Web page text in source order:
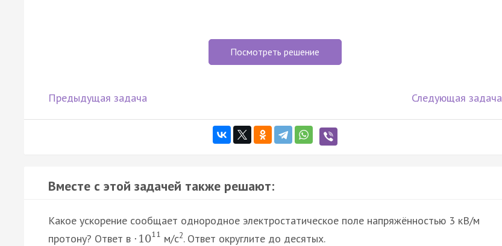
Посмотреть решение
Предыдущая задача Следующая задача
Вместе с этой задачей также решают:
Какое ускорение сообщает однородное электростатическое поле напряжённостью 3 кВ/м
протону? Ответ в · 1011 м/с2. Ответ округлите до десятых.